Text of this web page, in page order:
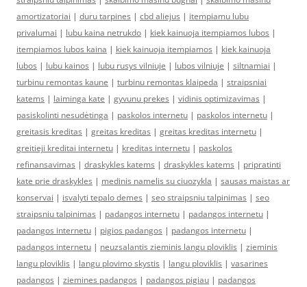
amortizatoriai | duru tarpines | cbd aliejus | itempiamu lubu
privalumai | lubu kaina netrukdo | kiek kainuoja itempiamos lubos |
itempiamos lubos kaina | kiek kainuoja itempiamos | kiek kainuoja
lubos | lubu kainos | lubu rusys vilniuje | lubos vilniuje | siltnamiai |
turbinu remontas kaune | turbinu remontas klaipeda | straipsniai
katems | laiminga kate | gyvunu prekes | vidinis optimizavimas |
pasiskolinti nesudėtinga | paskolos internetu | paskolos internetu |
greitasis kreditas | greitas kreditas | greitas kreditas internetu |
greitieji kreditai internetu | kreditas internetu | paskolos
refinansavimas | draskykles katems | draskykles katems | pripratinti
kate prie draskykles | medinis namelis su ciuozykla | sausas maistas ar
konservai | isvalyti tepalo demes | seo straipsniu talpinimas | seo
straipsniu talpinimas | padangos internetu | padangos internetu |
padangos internetu | pigios padangos | padangos internetu |
padangos internetu | neuzsalantis zieminis langu ploviklis | zieminis
langu ploviklis | langu plovimo skystis | langu ploviklis | vasarines
padangos | ziemines padangos | padangos pigiau | padangos